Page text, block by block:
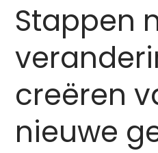
Stappen
creëren
nieuwe